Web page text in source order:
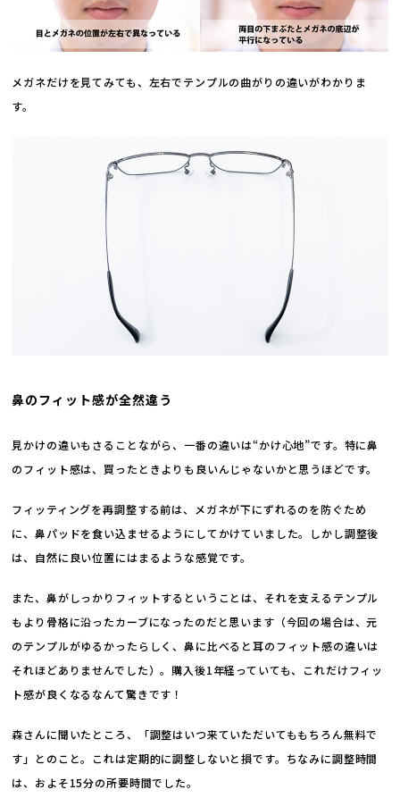
メガネだけを見てみても、左右でテンプルの曲がりの違いがわかりま
す。
鼻のフィット感が全然違う
見かけの違いもさることながら、一番の違いは“かけ心地”です。特に鼻
のフィット感は、買ったときよりも良いんじゃないかと思うほどです。
フィッティングを再調整する前は、メガネが下にずれるのを防ぐため
に、鼻パッドを食い込ませるようにしてかけていました。しかし調整後
は、自然に良い位置にはまるような感覚です。
また、鼻がしっかりフィットするということは、それを支えるテンプル
もより骨格に沿ったカーブになったのだと思います（今回の場合は、元
のテンプルがゆるかったらしく、鼻に比べると耳のフィット感の違いは
それほどありませんでした）。購入後1年経っていても、これだけフィッ
ト感が良くなるなんて驚きです！
森さんに聞いたところ、「調整はいつ来ていただいてももちろん無料で
す」とのこと。これは定期的に調整しないと損です。ちなみに調整時間
は、およそ15分の所要時間でした。